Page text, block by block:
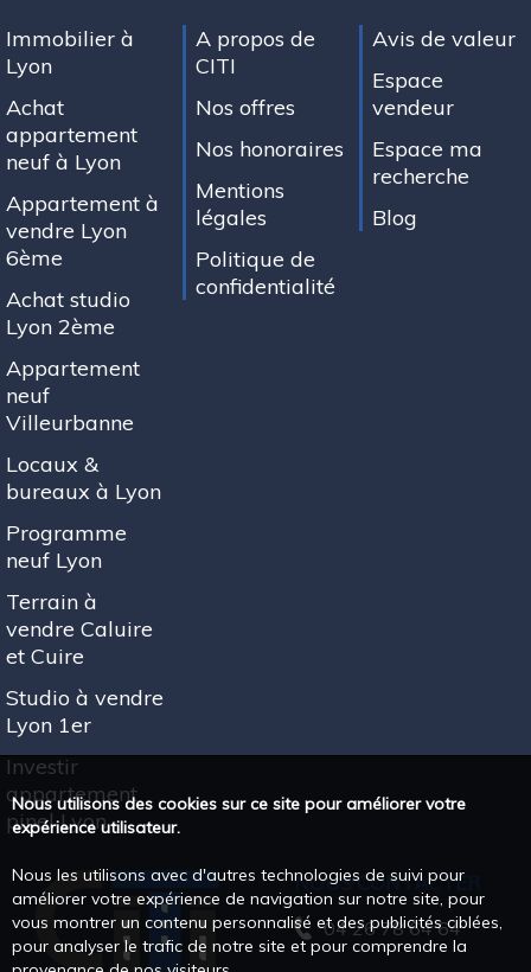
Immobilier à
Lyon
Achat
appartement
neuf à Lyon
Appartement à
vendre Lyon
6ème
Achat studio
Lyon 2ème
Appartement
neuf
Villeurbanne
Locaux &
bureaux à Lyon
Programme
neuf Lyon
Terrain à
vendre Caluire
et Cuire
Studio à vendre
Lyon 1er
Investir
appartement
pinel Lyon
A propos de
CITI
Nos offres
Nos honoraires
Mentions
légales
Politique de
confidentialité
Avis de valeur
Espace
vendeur
Espace ma
recherche
Blog
NOUS CONTACTER
04 26 78 64 64
Nous utilisons des cookies sur ce site pour améliorer votre
expérience utilisateur.
Nous les utilisons avec d'autres technologies de suivi pour
améliorer votre expérience de navigation sur notre site, pour
vous montrer un contenu personnalisé et des publicités ciblées,
pour analyser le trafic de notre site et pour comprendre la